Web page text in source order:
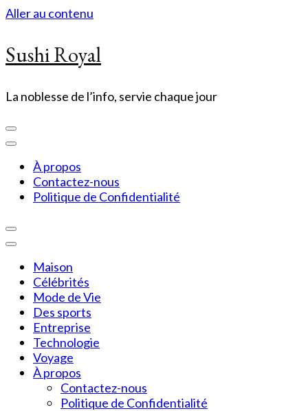
Aller au contenu
Sushi Royal
La noblesse de l’info, servie chaque jour
À propos
Contactez-nous
Politique de Confidentialité
Maison
Célébrités
Mode de Vie
Des sports
Entreprise
Technologie
Voyage
À propos
Contactez-nous
Politique de Confidentialité